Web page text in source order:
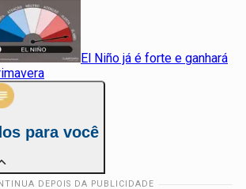
El Niño já é forte e ganhará
para você